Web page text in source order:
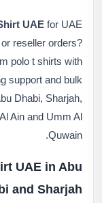
UAE for UAE
reseller orders?
polo t shirts with
support and bulk
Dhabi, Sharjah,
Ain and Umm Al
Quwain.
UAE in Abu
and Sharjah